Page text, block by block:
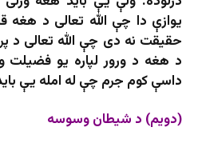
یوازې دا چې الله تعالی د هغه
حقیقت نه دی چې الله تعالی د
د هغه د ورور لپاره یو
داسې کوم جرم چې له امله يې
(دویم) د شیطان وسوسه